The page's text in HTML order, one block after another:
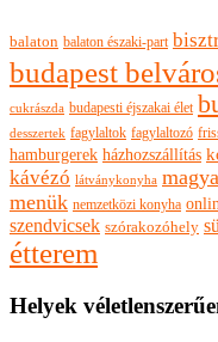
balaton balaton északi-part
budapest
cukrászda budapesti éjszakai élet
desszertek fagylaltok fagylaltozó
hamburgerek házhozszállítás
kávézó látványkonyha
menük nemzetközi konyha
szendvicsek szórakozóhely
étterem
Helyek